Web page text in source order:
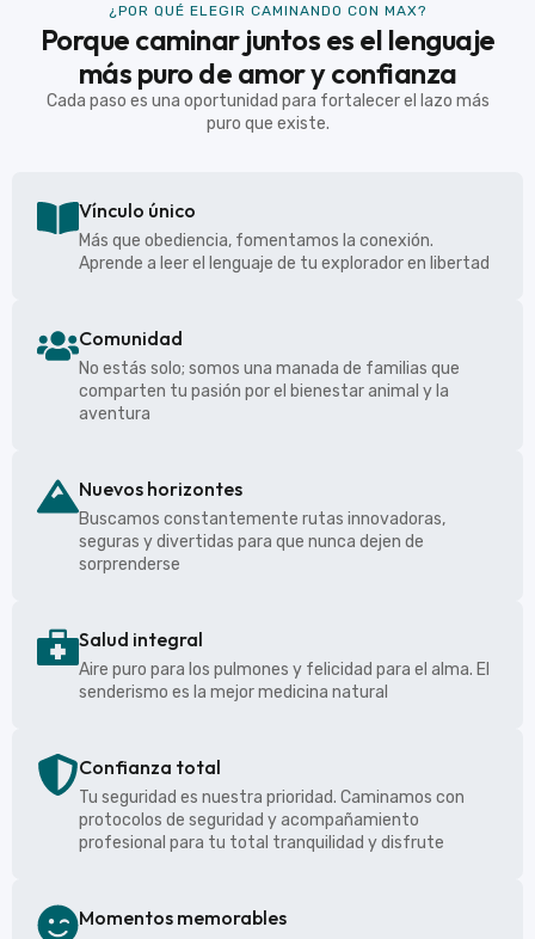
¿POR QUÉ ELEGIR CAMINANDO CON MAX?
Porque caminar juntos es el lenguaje
más puro de amor y confianza
Cada paso es una oportunidad para fortalecer el lazo más
puro que existe.
Vínculo único
Más que obediencia, fomentamos la conexión.
Aprende a leer el lenguaje de tu explorador en libertad
Comunidad
No estás solo; somos una manada de familias que
comparten tu pasión por el bienestar animal y la
aventura
Nuevos horizontes
Buscamos constantemente rutas innovadoras,
seguras y divertidas para que nunca dejen de
sorprenderse
Salud integral
Aire puro para los pulmones y felicidad para el alma. El
senderismo es la mejor medicina natural
Confianza total
Tu seguridad es nuestra prioridad. Caminamos con
protocolos de seguridad y acompañamiento
profesional para tu total tranquilidad y disfrute
Momentos memorables